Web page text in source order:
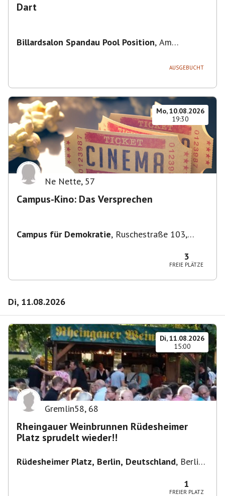
Dart
Billardsalon Spandau Pool Position, Am
AUSGEBUCHT
Mo, 10.08.2026
19:30
Ne Nette, 57
Campus-Kino: Das Versprechen
Campus für Demokratie, Ruschestraße 103,
3
FREIE PLÄTZE
Di, 11.08.2026
Di, 11.08.2026
15:00
Gremlin58, 68
Rheingauer Weinbrunnen Rüdesheimer
Platz sprudelt wieder!!
Rüdesheimer Platz, Berlin, Deutschland, Berlin-
1
FREIER PLATZ